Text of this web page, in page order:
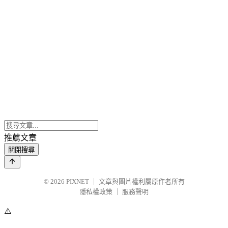
推薦文章
關閉搜尋
© 2026 PIXNET
文章與圖片權利屬原作者所有
隱私權政策
服務聲明
⚠️